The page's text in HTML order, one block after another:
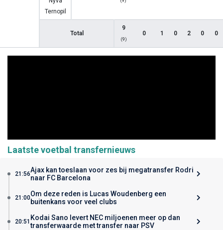
Ternopil
Total
9
(9)
0 1 0 2 0 0
Laatste voetbal transfernieuws
21:56Ajax kan toeslaan voor zes bij megatransfer Rodri
naar FC Barcelona
21:00Om deze reden is Lucas Woudenberg een
buitenkans voor veel clubs
20:51 Kodai Sano levert NEC miljoenen meer op dan
transferwaarde met transfer naar PSV